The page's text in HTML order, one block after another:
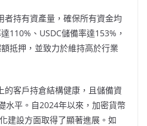
持有資產量，確保所有資金均
110%、USDC儲備率達153%，
抵押，並致力於維持高於行業
客戶持倉結構健康，且儲備資
水平。自2024年以來，加密貨幣
建設方面取得了顯著進展。如